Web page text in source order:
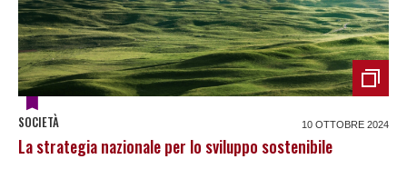
SOCIETÀ 10 OTTOBRE 2024
La strategia nazionale per lo sviluppo sostenibile